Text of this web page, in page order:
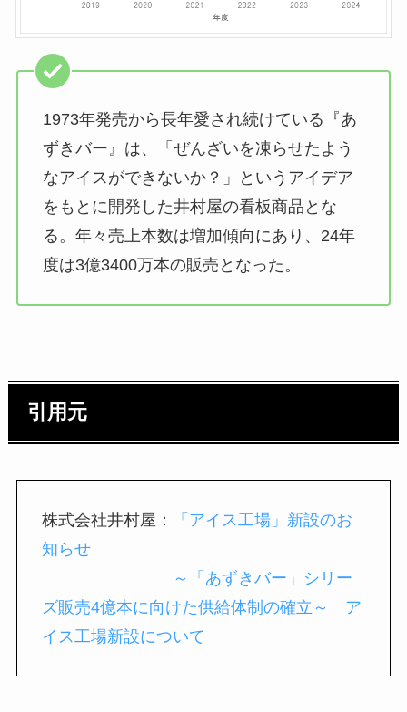
1973年発売から長年愛され続けている『あ
ずきバー』は、「ぜんざいを凍らせたよう
なアイスができないか？」というアイデア
をもとに開発した井村屋の看板商品とな
る。年々売上本数は増加傾向にあり、24年
度は3億3400万本の販売となった。
引用元
株式会社井村屋：
「アイス工場」新設のお
知らせ
～「あずきバー」シリー
ズ販売4億本に向けた供給体制の確立～ ア
イス工場新設について